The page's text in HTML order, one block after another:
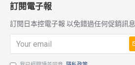
訂閱電子報
訂閱日本控電子報 以免錯過任何促銷訊息